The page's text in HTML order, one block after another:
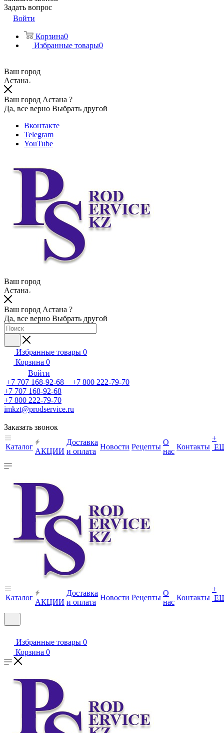
Задать вопрос
Войти
Корзина0
Избранные товары0
Ваш город
Астана
Ваш город Астана ?
Да, все верно Выбрать другой
Вконтакте
Telegram
YouTube
Ваш город
Астана
Ваш город Астана ?
Да, все верно Выбрать другой
Избранные товары 0
Корзина 0
Войти
+7 707 168-92-68 +7 800 222-79-70
+7 707 168-92-68
+7 800 222-79-70
imkzt@prodservice.ru
Заказать звонок
Каталог
АКЦИИ
Доставка
и оплата
Новости Рецепты
О
нас
Контакты
+
Каталог
АКЦИИ
Доставка
и оплата
Новости Рецепты
О
нас
Контакты
+
Избранные товары 0
Корзина 0